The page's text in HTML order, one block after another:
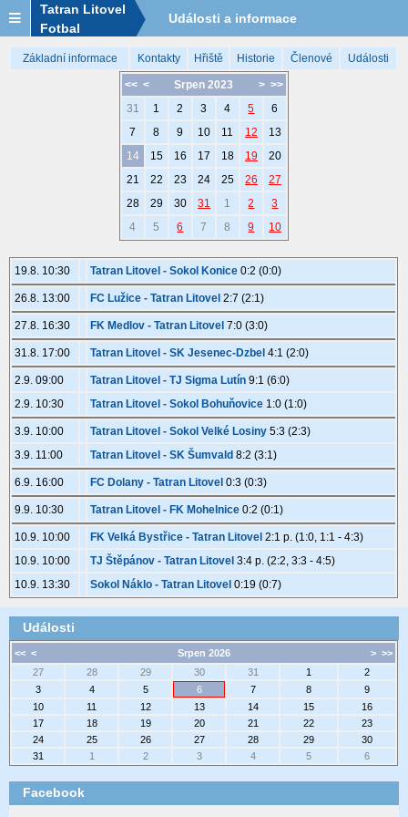
Tatran Litovel
Fotbal
Události a informace
Základní informace Kontakty Hřiště Historie Členové Události
<< < > >>
Srpen 2023
31
1 2 3 4 5
6
7
8 9 10 11 12
13
14
15 16 17 18 19
20
21
22 23 24 25 26
27
28
29 30 31 1 2
3
4
5 6 7 8 9 10
19.8. 10:30 Tatran Litovel - Sokol Konice 0:2 (0:0)
26.8. 13:00 FC Lužice - Tatran Litovel 2:7 (2:1)
27.8. 16:30 FK Medlov - Tatran Litovel 7:0 (3:0)
31.8. 17:00 Tatran Litovel - SK Jesenec-Dzbel 4:1 (2:0)
2.9. 09:00 Tatran Litovel - TJ Sigma Lutín 9:1 (6:0)
2.9. 10:30
Tatran Litovel - Sokol Bohuňovice 1:0 (1:0)
3.9. 10:00 Tatran Litovel - Sokol Velké Losiny 5:3 (2:3)
3.9. 11:00
Tatran Litovel - SK Šumvald 8:2 (3:1)
6.9. 16:00 FC Dolany - Tatran Litovel 0:3 (0:3)
9.9. 10:30 Tatran Litovel - FK Mohelnice 0:2 (0:1)
10.9. 10:00 FK Velká Bystřice - Tatran Litovel 2:1 p. (1:0, 1:1 - 4:3)
10.9. 10:00
TJ Štěpánov - Tatran Litovel 3:4 p. (2:2, 3:3 - 4:5)
10.9. 13:30
Sokol Náklo - Tatran Litovel 0:19 (0:7)
Události
<< < > >>
Srpen 2026
27
28 29 30 31 1
2
3
4 5 6 7 8
9
10
11 12 13 14 15
16
17
18 19 20 21 22
23
24
25 26 27 28 29
30
31
1 2 3 4 5 6
Facebook